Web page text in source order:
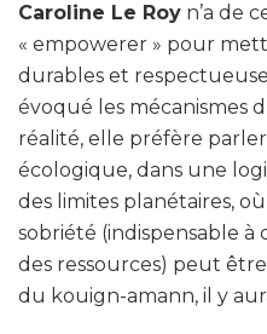
Caroline Le Roy n’a de
« empowerer » pour
durables et
évoqué les mécanismes
réalité, elle préfère
écologique, dans une
des limites planétaires,
sobriété (indispensable à
des ressources) peut
du kouign-amann, il y